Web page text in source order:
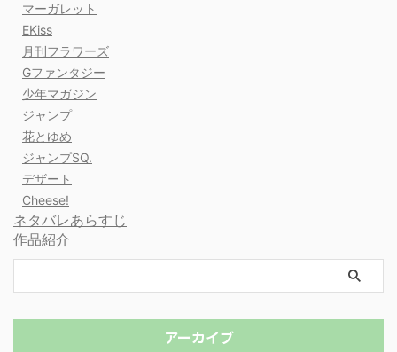
マーガレット
EKiss
月刊フラワーズ
Gファンタジー
少年マガジン
ジャンプ
花とゆめ
ジャンプSQ.
デザート
Cheese!
ネタバレあらすじ
作品紹介
アーカイブ